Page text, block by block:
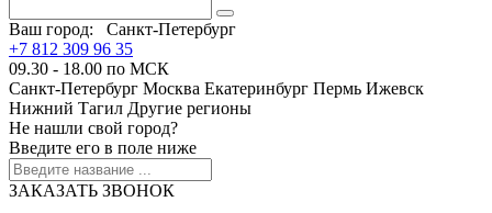
Ваш город:
Санкт-Петербург
+7 812 309 96 35
09.30 - 18.00 по МСК
Санкт-Петербург Москва Екатеринбург Пермь Ижевск
Нижний Тагил Другие регионы
Не нашли свой город?
Введите его в поле ниже
ЗАКАЗАТЬ ЗВОНОК